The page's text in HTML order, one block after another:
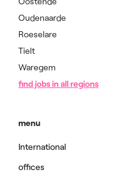
menu
International
offices
Oudenaarde
Roeselare
Tielt
Waregem
find jobs in all regions